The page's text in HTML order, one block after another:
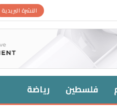
النشرة البريدية
فلسطين رياضة